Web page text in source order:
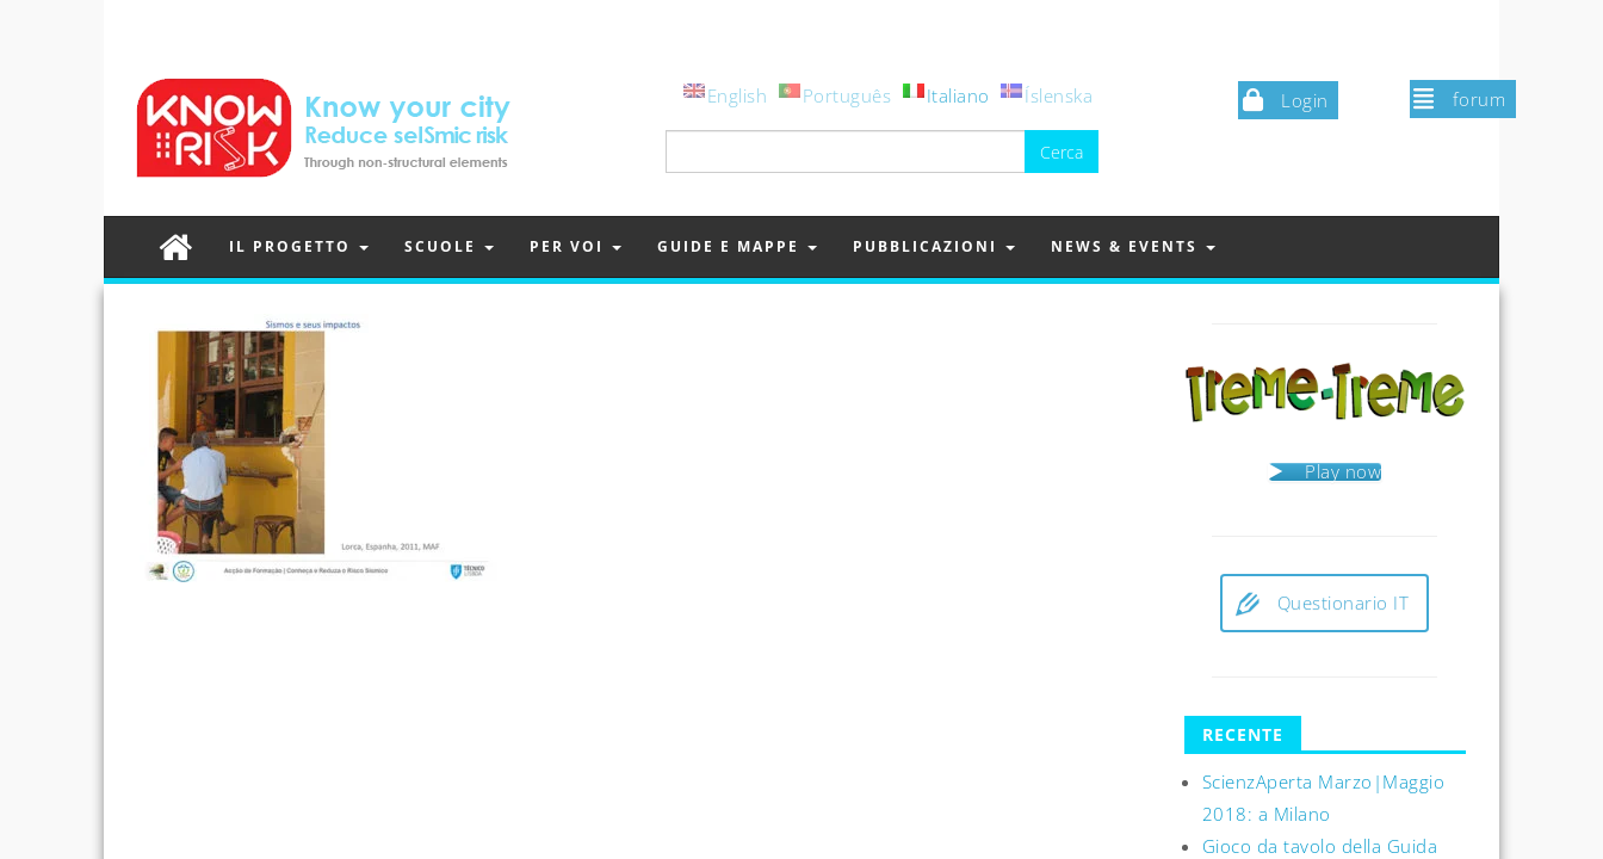
Login forum
English Português Italiano Íslenska
per:
IL PROGETTO SCUOLE PER VOI GUIDE E MAPPE PUBBLICAZIONI NEWS & EVENTS
Play now
Questionario IT
RECENTE
ScienzAperta Marzo|Maggio
2018: a Milano
Gioco da tavolo della Guida